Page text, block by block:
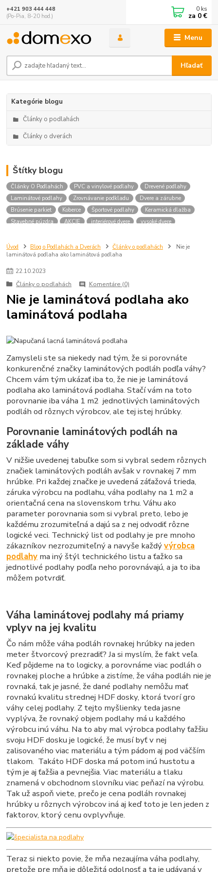
Menu
Hľadať
+421 903 444 448
(Po-Pia, 8-20 hod.)
0 ks
za 0 €
Kategórie blogu
Články o podlahách
Články o dverách
Štítky blogu
Články O Podlahách PVC a vinylové podlahy
Drevené podlahy
Laminátové podlahy
Zrovnávanie podkladu
Dvere a zárubne
Brúsenie parkiet
Koberce Športové podlahy
Keramická dlažba
Stavebné púzdra
AKCIE interiérové dvere
vysoké dvere
dvere na mieru
Úvod Blog o Podlahách a Dverách Články o podlahách
Nie je
laminátová podlaha ako laminátová podlaha
22.10.2023
Články o podlahách
Komentáre (0)
Nie je laminátová podlaha ako
laminátová podlaha
Zamysleli ste sa niekedy nad tým, že si porovnáte
konkurenčné značky laminátových podláh podľa váhy?
Chcem vám tým ukázať iba to, že nie je laminátová
podlaha ako laminátová podlaha. Stačí vám na toto
porovnanie iba váha 1 m2 jednotlivých laminátových
podláh od rôznych výrobcov, ale tej istej hrúbky.
Porovnanie laminátových podláh na
základe váhy
V nižšie uvedenej tabuľke som si vybral sedem rôznych
značiek laminátových podláh avšak v rovnakej 7 mm
hrúbke. Pri každej značke je uvedená záťažová trieda,
záruka výrobcu na podlahu, váha podlahy na 1 m2 a
orientačná cena na slovenskom trhu. Váhu ako
parameter porovnania som si vybral preto, lebo je
každému zrozumiteľná a dajú sa z nej odvodiť rôzne
logické veci. Technický list od podlahy je pre mnoho
zákazníkov nezrozumiteľný a navyše každývýrobca
podlahy ma iný štýl technického listu a ťažko sa
jednotlivé podlahy podľa neho porovnávajú, a ja to iba
môžem potvrdiť.
Váha laminátovej podlahy má priamy
vplyv na jej kvalitu
Čo nám môže váha podláh rovnakej hrúbky na jeden
meter štvorcový prezradiť? Ja si myslím, že fakt veľa.
Keď pôjdeme na to logicky, a porovnáme viac podláh o
rovnakej ploche a hrúbke a zistíme, že váha podláh nie je
rovnaká, tak je jasné, že dané podlahy nemôžu mať
rovnakú kvalitu strednej HDF dosky, ktorá tvorí gro
váhy celej podlahy. Z tejto myšlienky teda jasne
vyplýva, že rovnaký objem podlahy má u každého
výrobcu inú váhu. Na to aby mal výrobca podlahy ťažšiu
svoju HDF dosku je logické, že musí byť v nej
zalisovaného viac materiálu a tým pádom aj pod väčším
tlakom. Takáto HDF doska má potom inú hustotu a
tým je aj ťažšia a pevnejšia. Viac materiálu a tlaku
znamená v obchodnom slovníku viac peňazí na výrobu.
Tak už aspoň viete, prečo je cena podláh rovnakej
hrúbky u rôznych výrobcov iná aj keď toto je len jeden z
faktorov, ktorý cenu ovplyvňuje.
Teraz si niekto povie, že mňa nezaujíma váha podlahy,
pretože pre mňa je dôležitá odolnosť a ta je udávaná v